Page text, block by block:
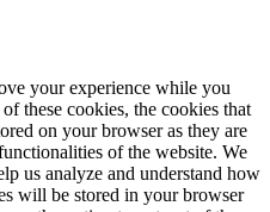
your experience while you
these cookies, the cookies that
on your browser as they are
of the website. We
us analyze and understand how
will be stored in your browser